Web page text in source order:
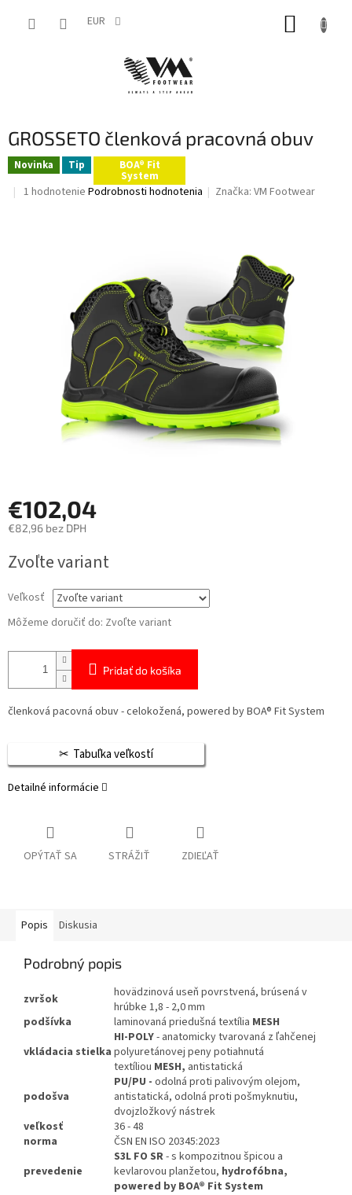
EUR
GROSSETO členková pracovná obuv
Novinka Tip BOA® Fit
System
Priemerné
1 hodnotenie Podrobnosti hodnotenia Značka:VM Footwear
€102,04
€82,96 bez DPH
cena:
Zvoľte variant
Veľkosť
Môžeme doručiť do: Zvoľte variant
Pridať do košíka
členková pacovná obuv - celokožená, powered by BOA® Fit System
Tabuľka veľkostí
Detailné informácie
OPÝTAŤ SA STRÁŽIŤ ZDIEĽAŤ
Popis Diskusia
Podrobný popis
zvršok
hovädzinová useň povrstvená, brúsená v
hrúbke 1,8 - 2,0 mm
podšívka
laminovaná priedušná textília MESH
vkládacia stielka
HI-POLY- anatomicky tvarovaná z ľahčenej
polyuretánovej peny potiahnutá
textíliou MESH, antistatická
podošva
PU/PU - odolná proti palivovým olejom,
antistatická, odolná proti pošmyknutiu,
dvojzložkový nástrek
veľkosť
36 - 48
norma
ČSN EN ISO 20345:2023
prevedenie
S3L FO SR- s kompozitnou špicou a
kevlarovou planžetou, hydrofóbna,
powered by BOA® Fit System